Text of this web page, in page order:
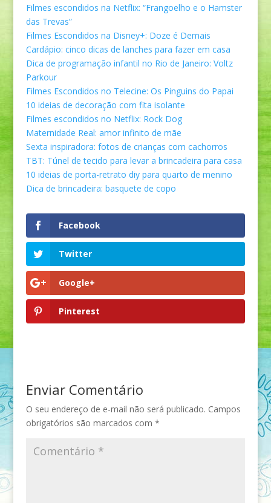
Filmes escondidos na Netflix: “Frangoelho e o Hamster
das Trevas”
Filmes Escondidos na Disney+: Doze é Demais
Cardápio: cinco dicas de lanches para fazer em casa
Dica de programação infantil no Rio de Janeiro: Voltz
Parkour
Filmes Escondidos no Telecine: Os Pinguins do Papai
10 ideias de decoração com fita isolante
Filmes escondidos no Netflix: Rock Dog
Maternidade Real: amor infinito de mãe
Sexta inspiradora: fotos de crianças com cachorros
TBT: Túnel de tecido para levar a brincadeira para casa
10 ideias de porta-retrato diy para quarto de menino
Dica de brincadeira: basquete de copo
Facebook
Twitter
Google+
Pinterest
Enviar Comentário
O seu endereço de e-mail não será publicado. Campos
obrigatórios são marcados com *